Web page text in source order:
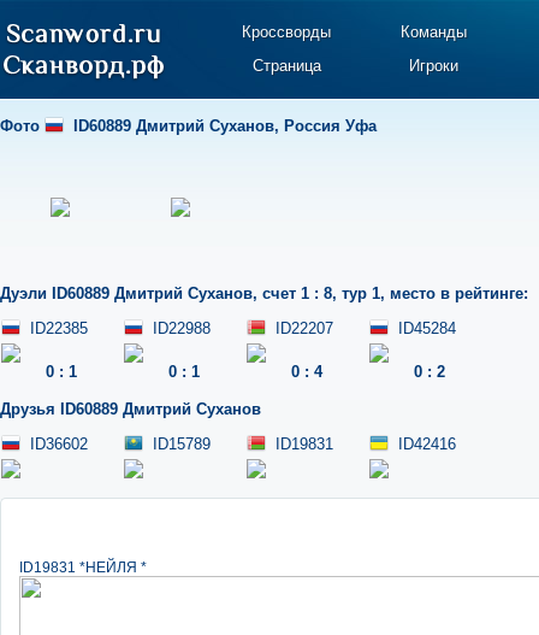
Кроссворды
Команды
Страница
Игроки
Фото ID60889 Дмитрий Суханов, Россия Уфа
Дуэли ID60889 Дмитрий Суханов, счет 1 : 8, тур 1, место в рейтинге:
ID22385
0 : 1
ID22988
0 : 1
ID22207
0 : 4
ID45284
0 : 2
Друзья
ID60889 Дмитрий Суханов
ID36602
ID15789 ID19831 ID42416
ID19831 *НЕЙЛЯ *